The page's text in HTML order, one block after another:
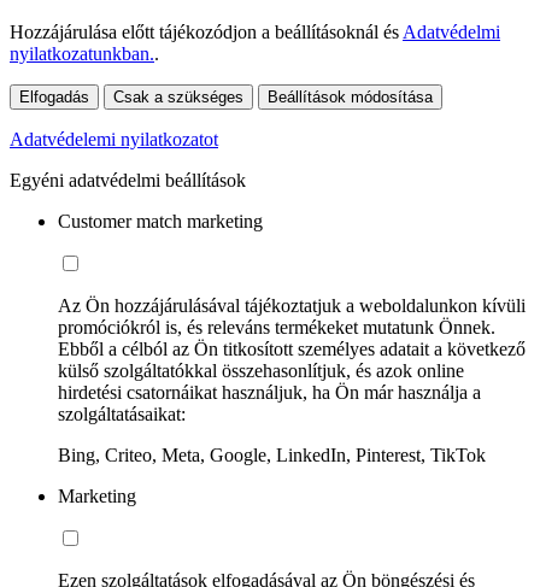
Hozzájárulása előtt tájékozódjon a beállításoknál és Adatvédelmi
nyilatkozatunkban..
Elfogadás Csak a szükséges Beállítások módosítása
Adatvédelemi nyilatkozatot
Egyéni adatvédelmi beállítások
Customer match marketing
Az Ön hozzájárulásával tájékoztatjuk a weboldalunkon kívüli
promóciókról is, és releváns termékeket mutatunk Önnek.
Ebből a célból az Ön titkosított személyes adatait a következő
külső szolgáltatókkal összehasonlítjuk, és azok online
hirdetési csatornáikat használjuk, ha Ön már használja a
szolgáltatásaikat:
Bing, Criteo, Meta, Google, LinkedIn, Pinterest, TikTok
Marketing
Ezen szolgáltatások elfogadásával az Ön böngészési és